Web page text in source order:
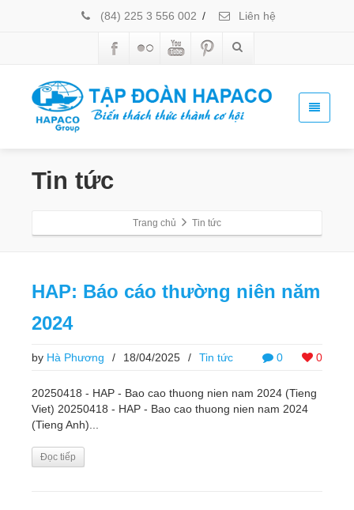
(84) 225 3 556 002 / Liên hệ
Tin tức
Trang chủ Tin tức
HAP: Báo cáo thường niên năm
2024
0 0
by Hà Phương / 18/04/2025 / Tin tức
20250418 - HAP - Bao cao thuong nien nam 2024 (Tieng
Viet) 20250418 - HAP - Bao cao thuong nien nam 2024
(Tieng Anh)...
Đọc tiếp